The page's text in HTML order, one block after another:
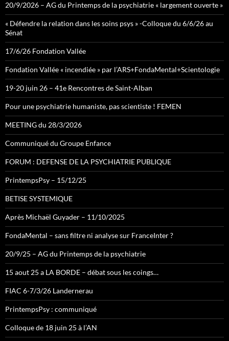
20/9/2026 – AG du Printemps de la psychiatrie « largement ouverte »
« Défendre la relation dans les soins psys » -Colloque du 6/6/26 au
Sénat
17/6/26 Fondation Vallée
Fondation Vallée « incendiée » par l’ARS+FondaMental+Scientologie
19-20 juin 26 – 41e Rencontres de Saint-Alban
Pour une psychiatrie humaniste, pas scientiste ! FEMEN
MEETING du 28/3/2026
Communiqué du Groupe Enfance
FORUM : DEFENSE DE LA PSYCHIATRIE PUBLIQUE
PrintempsPsy – 15/12/25
BETISE SYSTEMIQUE
Après Michaël Guyader – 11/10/2025
FondaMental – sans filtre ni analyse sur FranceInter ?
20/9/25 – AG du Printemps de la psychiatrie
15 aout 25 a LA BORDE – débat sous les coings…
FIAC 6-7/3/26 Landernerau
PrintempsPsy : communiqué
Colloque de 18 juin 25 à l’AN